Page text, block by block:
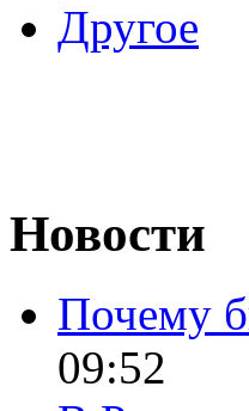
Другое
Новости
Почему
09:52